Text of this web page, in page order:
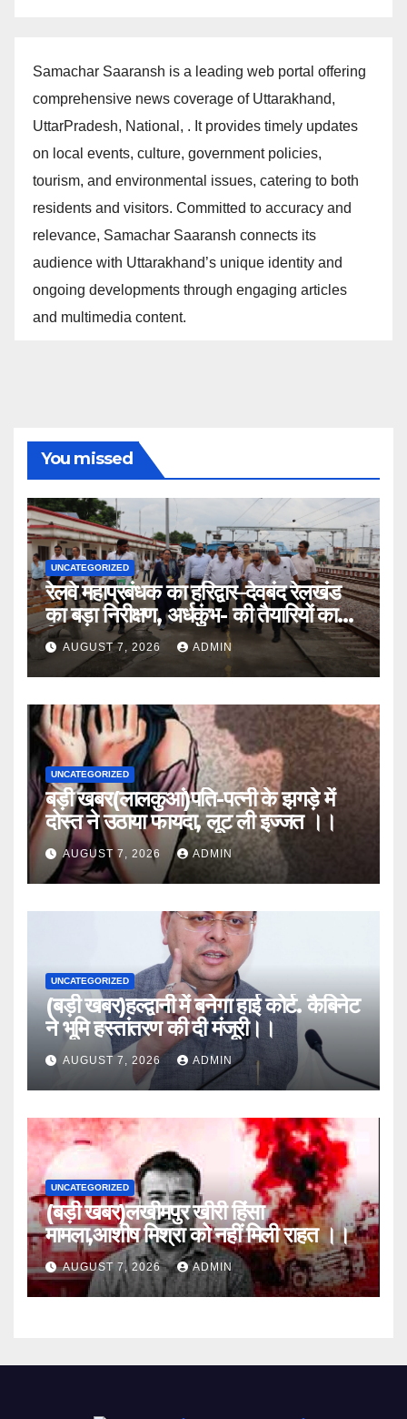
Samachar Saaransh is a leading web portal offering
comprehensive news coverage of Uttarakhand,
UttarPradesh, National, . It provides timely updates
on local events, culture, government policies,
tourism, and environmental issues, catering to both
residents and visitors. Committed to accuracy and
relevance, Samachar Saaransh connects its
audience with Uttarakhand’s unique identity and
ongoing developments through engaging articles
and multimedia content.
You missed
UNCATEGORIZED
रेलवे महाप्रबंधक का हरिद्वार–देवबंद रेलखंड
का बड़ा निरीक्षण, अर्धकुंभ- की तैयारियों का
लिया जायजा
AUGUST 7, 2026 ADMIN
UNCATEGORIZED
बड़ी खबर(लालकुआं)पति-पत्नी के झगड़े में
दोस्त ने उठाया फायदा, लूट ली इज्जत ।।
AUGUST 7, 2026 ADMIN
UNCATEGORIZED
(बड़ी खबर)हल्द्वानी में बनेगा हाई कोर्ट. कैबिनेट
ने भूमि हस्तांतरण की दी मंजूरी।।
AUGUST 7, 2026 ADMIN
UNCATEGORIZED
(बड़ी खबर)लखीमपुर खीरी हिंसा
मामला,आशीष मिश्रा को नहीं मिली राहत ।।
AUGUST 7, 2026 ADMIN